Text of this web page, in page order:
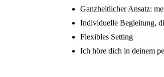
Ganzheitlicher Ansatz:
Individuelle Begleitung,
Flexibles Setting
Ich höre dich in deinem